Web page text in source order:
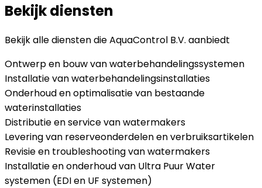
Bekijk diensten
Bekijk alle diensten dieAquaControl B.V. aanbiedt
Ontwerp en bouw van waterbehandelingssystemen
Installatie van waterbehandelingsinstallaties
Onderhoud en optimalisatie van bestaande
waterinstallaties
Distributie en service van watermakers
Levering van reserveonderdelen en verbruiksartikelen
Revisie en troubleshooting van watermakers
Installatie en onderhoud van Ultra Puur Water
systemen (EDI en UF systemen)